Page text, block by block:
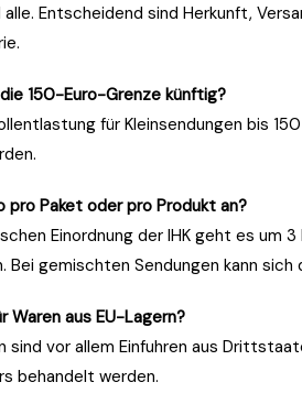
Entscheidend sind Herkunft,
150-Euro-Grenze künftig?
für Kleinsendungen bis
pro Paket oder pro Produkt an?
Einordnung der IHK geht es um
Bei gemischten Sendungen kann sich
Waren aus EU-Lagern?
vor allem Einfuhren aus
behandelt werden.